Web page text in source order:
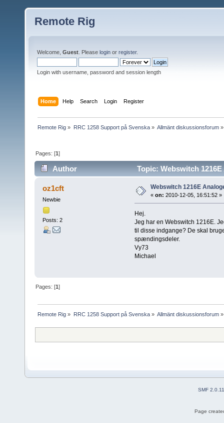
Remote Rig
Welcome, Guest . Please login or register.
Login with username, password and session length
Home Help Search Login Register
Remote Rig » RRC 1258 Support på Svenska» Allmänt diskussionsforum»
Pages: [1]
Author Topic: Webswitch
oz1cft
Newbie
Posts: 2
Webswitch 1216E
« on: 2010-12-05, 16:51:52 »
Hej.
Jeg har en Webswitch 1216E.
til disse indgange? De skal
spændingsdeler.
Vy73
Michael
Pages: [1]
Remote Rig » RRC 1258 Support på Svenska» Allmänt diskussionsforum»
SMF 2.0.11
Page